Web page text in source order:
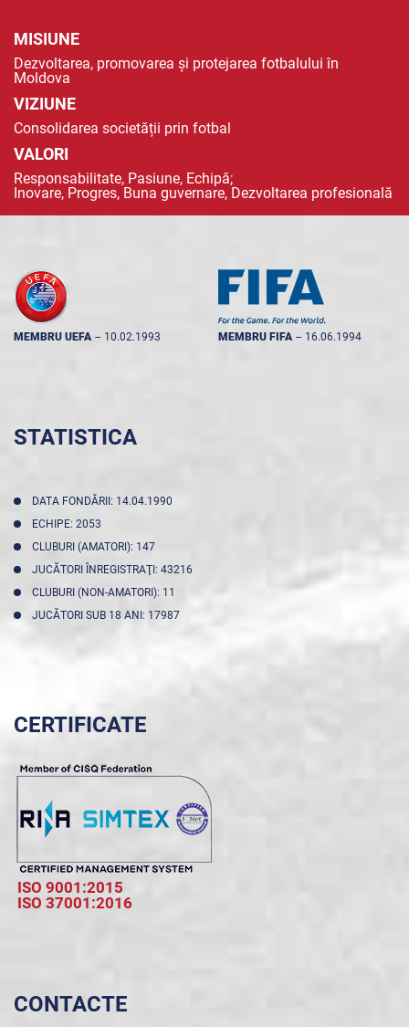
MISIUNE
Dezvoltarea, promovarea și protejarea fotbalului în
Moldova
VIZIUNE
Consolidarea societății prin fotbal
VALORI
Responsabilitate, Pasiune, Echipă;
Inovare, Progres, Buna guvernare, Dezvoltarea profesională
MEMBRU UEFA -- 10.02.1993 MEMBRU FIFA -- 16.06.1994
STATISTICA
DATA FONDĂRII: 14.04.1990
ECHIPE: 2053
CLUBURI (AMATORI): 147
JUCĂTORI ÎNREGISTRAŢI: 43216
CLUBURI (NON-AMATORI): 11
JUCĂTORI SUB 18 ANI: 17987
CERTIFICATE
ISO 9001:2015
ISO 37001:2016
CONTACTE